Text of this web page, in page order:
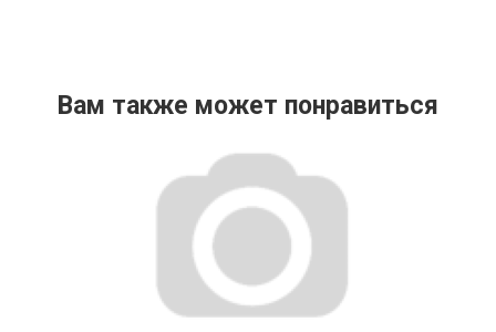
Вам также может понравиться